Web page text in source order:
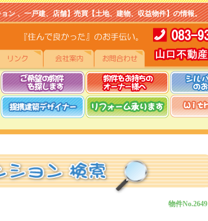
一戸建、店舗】売買【土地、建物、収益物件】の情報。
物件No.2649